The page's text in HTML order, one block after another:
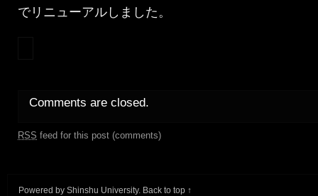
でリニューアルしました。
Comments are closed.
RSS feed for this post (comments)
Powered by Shinshu University. Back to top ↑